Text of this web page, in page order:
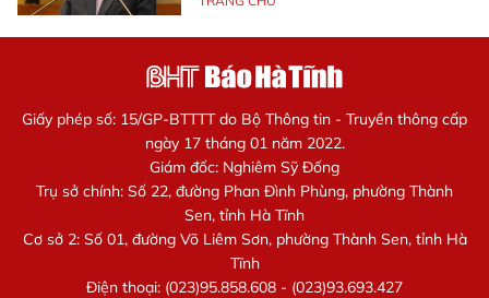
Giấy phép số: 15/GP-BTTTT do Bộ Thông tin - Truyền thông cấp
ngày 17 tháng 01 năm 2022.
Giám đốc: Nghiêm Sỹ Đống
Trụ sở chính: Số 22, đường Phan Đình Phùng, phường Thành
Sen, tỉnh Hà Tĩnh
Cơ sở 2: Số 01, đường Võ Liêm Sơn, phường Thành Sen, tỉnh Hà
Tĩnh
Điện thoại: (023)95.858.608 - (023)93.693.427